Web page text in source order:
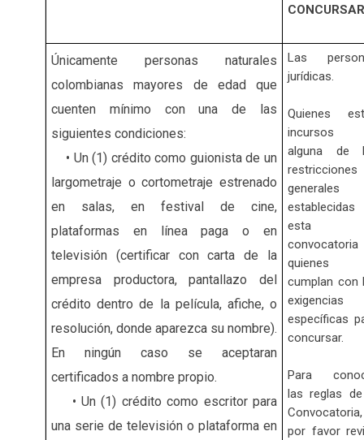
CONCURSAR
Únicamente personas naturales
colombianas mayores de edad que
cuenten mínimo con una de las
siguientes condiciones:
• Un (1) crédito como guionista de un
largometraje o cortometraje estrenado
en salas, en festival de cine,
plataformas en línea paga o en
televisión (certificar con carta de la
empresa productora, pantallazo del
crédito dentro de la película, afiche, o
resolución, donde aparezca su nombre).
En ningún caso se aceptaran
certificados a nombre propio.
• Un (1) crédito como escritor para
una serie de televisión o plataforma en
Las
jurídicas.
Quienes
incursos
alguna de
restricciones
generales
establecidas
esta
quienes
cumplan con
exigencias
específicas
concursar.
Para
las reglas
Convocatoria,
por favor